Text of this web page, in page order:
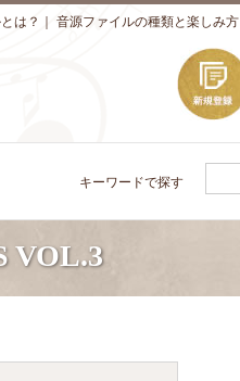
音源ファイルの種類と楽しみ方
は？
キーワードで探す
VOL.3